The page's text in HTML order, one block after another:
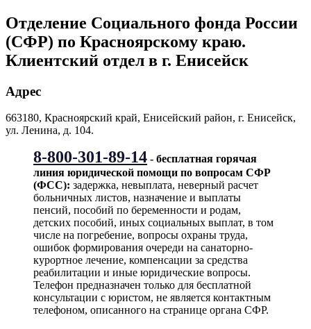
Отделение Социального фонда России
(СФР) по Красноярскому краю.
Клиентский отдел в г. Енисейск
Адрес
663180, Красноярский край, Енисейский район, г. Енисейск,
ул. Ленина, д. 104.
8-800-301-89-14 - бесплатная горячая
линия юридической помощи по вопросам CФР
(ФСС): задержка, невыплата, неверный расчет
больничных листов, назначение и выплаты
пенсий, пособий по беременности и родам,
детских пособий, иных социальных выплат, в том
числе на погребение, вопросы охраны труда,
ошибок формирования очереди на санаторно-
курортное лечение, компенсации за средства
реабилитации и иные юридические вопросы.
Телефон предназначен только для бесплатной
консультации с юристом, не является контактным
телефоном, описанного на странице органа СФР.